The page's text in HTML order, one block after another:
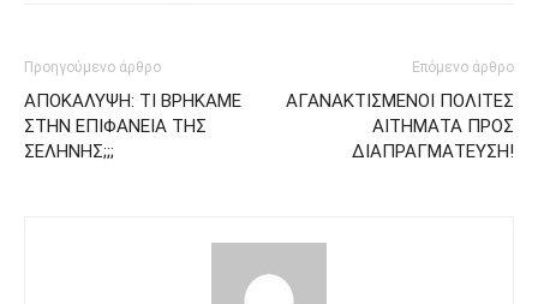
Προηγούμενο άρθρο
ΑΠΟΚΑΛΥΨΗ: TI BΡΗΚΑΜΕ
ΣΤΗΝ ΕΠΙΦΑΝΕΙΑ ΤΗΣ
ΣΕΛΗΝΗΣ;;;
Επόμενο άρθρο
ΑΓΑΝΑΚΤΙΣΜΕΝΟΙ ΠΟΛΙΤΕΣ
ΑΙΤΗΜΑΤΑ ΠΡΟΣ
ΔΙΑΠΡΑΓΜΑΤΕΥΣΗ!